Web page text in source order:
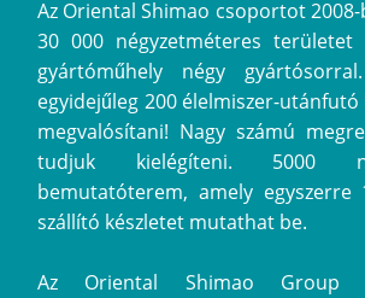
Az Oriental Shimao csoportot
30 000 négyzetméteres
gyártóműhely négy
egyidejűleg 200 élelmiszer-utánfutó
megvalósítani! Nagy számú
tudjuk kielégíteni. 5000
bemutatóterem, amely egyszerre
szállító készletet mutathat be.
Az Oriental Shimao Group